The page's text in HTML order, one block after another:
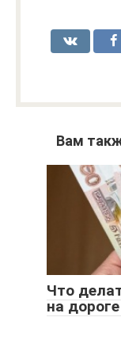
Вам
Что
на